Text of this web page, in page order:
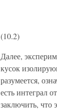
(10.2)
Далее,
кусок
ра­зумеется,
есть интеграл
заклю­чить, что